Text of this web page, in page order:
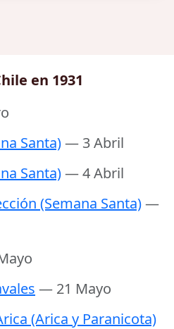
en 1931
Santa)— 3 Abril
Santa)— 4 Abril
(Semana Santa)—
— 21 Mayo
(Arica y Paranicota)